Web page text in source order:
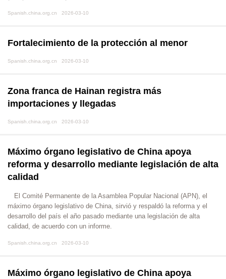
Spanish.china.org.cn 2026-03-10
Fortalecimiento de la protección al menor
Spanish.china.org.cn 2026-03-10
Zona franca de Hainan registra más
importaciones y llegadas
Spanish.china.org.cn 2026-03-10
Máximo órgano legislativo de China apoya
reforma y desarrollo mediante legislación de alta
calidad
El Comité Permanente de la Asamblea Popular Nacional (APN), el
máximo órgano legislativo de China, sirvió y respaldó la reforma y el
desarrollo del país el año pasado mediante una legislación de alta
calidad, de acuerdo con un informe.
Spanish.china.org.cn 2026-03-10
Máximo órgano legislativo de China apoya